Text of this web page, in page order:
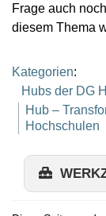
Frage auch
diesem Thema
Kategorien:
Hubs der DG
Hub –
Hochschulen